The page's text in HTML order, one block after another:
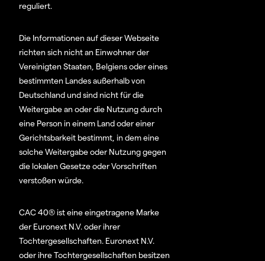
reguliert.
Die Informationen auf dieser Webseite
richten sich nicht an Einwohner der
Vereinigten Staaten, Belgiens oder eines
bestimmten Landes außerhalb von
Deutschland und sind nicht für die
Weitergabe an oder die Nutzung durch
eine Person in einem Land oder einer
Gerichtsbarkeit bestimmt, in dem eine
solche Weitergabe oder Nutzung gegen
die lokalen Gesetze oder Vorschriften
verstoßen würde.
CAC 40® ist eine eingetragene Marke
der Euronext N.V. oder ihrer
Tochtergesellschaften. Euronext N.V.
oder ihre Tochtergesellschaften besitzen